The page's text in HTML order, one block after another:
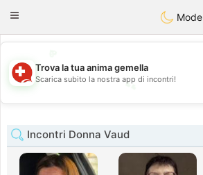
Suissi
Toggle
Mode
💕
Trova la tua anima gemella
Scarica subito la nostra app di incontri!
Incontri Donna Vaud